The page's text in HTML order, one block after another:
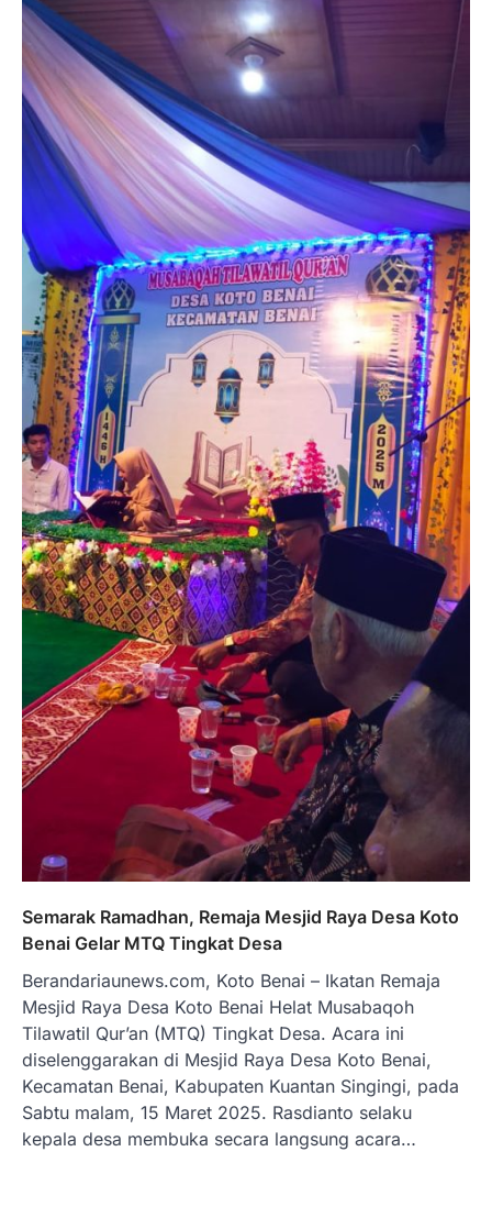
Semarak Ramadhan, Remaja Mesjid Raya Desa Koto
Benai Gelar MTQ Tingkat Desa
Berandariaunews.com, Koto Benai – Ikatan Remaja
Mesjid Raya Desa Koto Benai Helat Musabaqoh
Tilawatil Qur’an (MTQ) Tingkat Desa. Acara ini
diselenggarakan di Mesjid Raya Desa Koto Benai,
Kecamatan Benai, Kabupaten Kuantan Singingi, pada
Sabtu malam, 15 Maret 2025. Rasdianto selaku
kepala desa membuka secara langsung acara…